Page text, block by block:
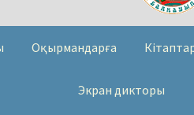
Оқырмандарға
Экран дикторы